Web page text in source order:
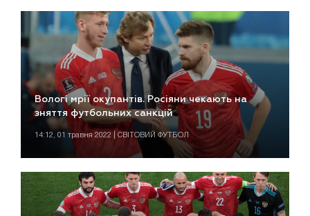
Вологі мрії окупантів. Росіяни чекають на
зняття футбольних санкцій
14:12, 01 травня 2022 | СВІТОВИЙ ФУТБОЛ